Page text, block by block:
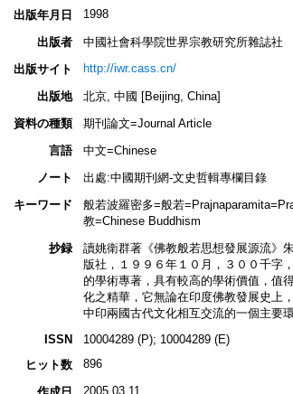
出版年月日 1998
出版者
中國社會科學院世界宗教研究所雜誌社
出版サイト
http://iwr.cass.cn/
出版地
北京, 中國 [Beijing, China]
資料の種類
期刊論文=Journal Article
言語
中文=Chinese
ノート
出處:中國期刊網-文史哲輯專欄目錄
キーワード
般若波羅密多=般若
教=Chinese Buddhism
抄録
讀姚衛群著《佛教般若思想發展源流》
版社，１９９６年１０月，３００千字
的學術專著，具有較高的學術價值，值
化之精華，它無論在印度佛教發展史上
中印兩國古代文化相互交流的一個主要環
ISSN
10004289 (P); 10004289 (E)
ヒット数
896
2005.03.11